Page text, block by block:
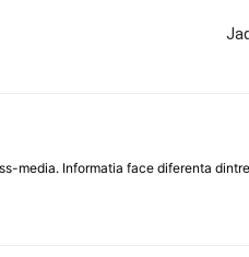
media. Informatia face diferenta